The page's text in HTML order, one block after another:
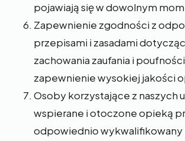
pojawiają się w dowolnym
Zapewnienie zgodności z
przepisami i zasadami
zachowania zaufania i
zapewnienie wysokiej jakości
Osoby korzystające z naszych
wspierane i otoczone opieką
odpowiednio wykwalifikowany